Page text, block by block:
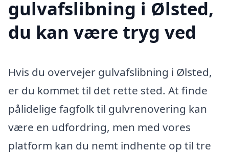
gulvafslibning i Ølsted,
du kan være tryg ved
Hvis du overvejer gulvafslibning i Ølsted,
er du kommet til det rette sted. At finde
pålidelige fagfolk til gulvrenovering kan
være en udfordring, men med vores
platform kan du nemt indhente op til tre